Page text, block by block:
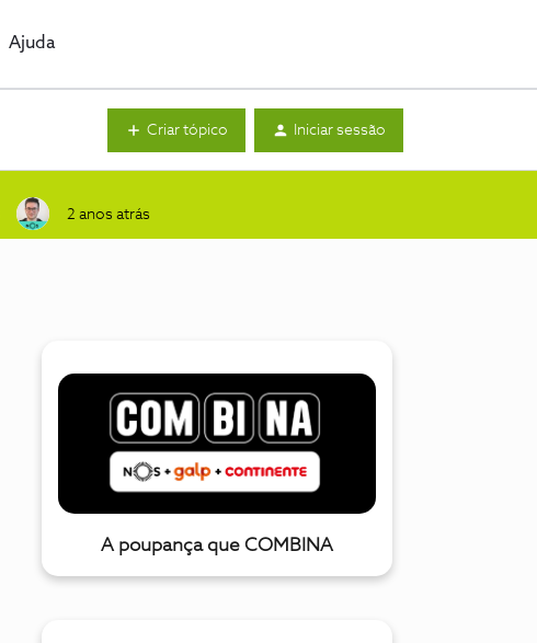
Ajuda
Criar tópico Iniciar sessão
2 anos atrás
A poupança que COMBINA